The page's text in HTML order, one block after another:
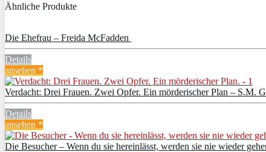
Ähnliche Produkte
Die Ehefrau – Freida McFadden
Details
ansehen *
Verdacht: Drei Frauen. Zwei Opfer. Ein mörderischer Plan – S.M.
Details
ansehen *
Die Besucher – Wenn du sie hereinlässt, werden sie nie wieder